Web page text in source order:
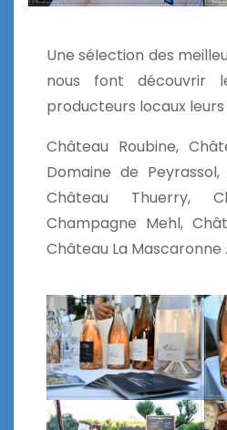
Une sélection des
nous font découvrir
producteurs locaux
Château Roubine,
Domaine de Peyrassol,
Château Thuerry,
Champagne Mehl,
Château La Mascaronne